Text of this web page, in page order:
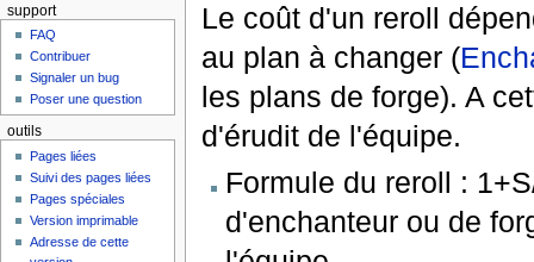
Le coût d'un reroll
au plan à changer (
les plans de forge). A
d'érudit de l'équipe.
Formule du reroll :
d'enchanteur ou de
support
FAQ
Contribuer
Signaler un bug
Poser une question
outils
Pages liées
Suivi des pages liées
Pages spéciales
Version imprimable
Adresse de cette